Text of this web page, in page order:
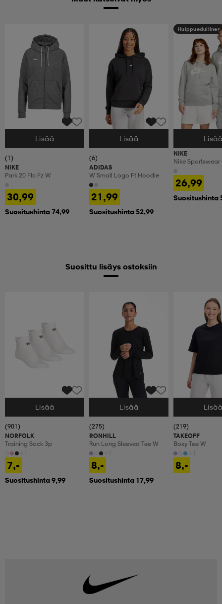
Valitse Koko
Lisää
(1)
NIKE
Park 20 Flc Fz W
30,99
Suositushinta 74,99
Valitse Koko
Lisää
(6)
ADIDAS
W Small Logo Ft Hoodie
21,99
Suositushinta 52,99
Huippuedullinen
Valitse Koko
NIKE
Nike Sportswear
26,99
Suositushinta
Suosittu lisäys ostoksiin
Valitse Koko
Lisää
(901)
NORFOLK
Training Sock 3p
7,-
Suositushinta 9,99
Valitse Koko
Lisää
(275)
RONHILL
Run Long Sleeved Tee W
8,-
Suositushinta 17,99
Valitse Koko
(219)
TAKEOFF
Boxy Tee W
8,-